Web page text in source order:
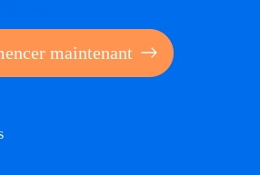
maintenant